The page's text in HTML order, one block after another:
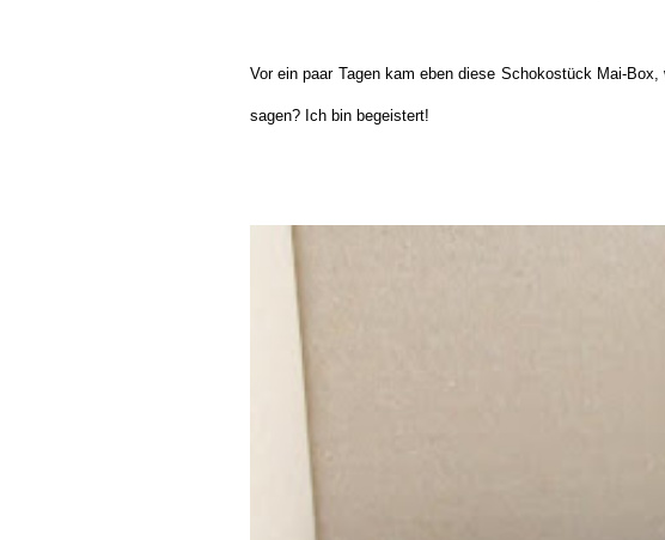
Vor ein paar Tagen kam eben diese Schokostück Mai-
sagen? Ich bin begeistert!